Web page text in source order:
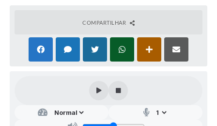
COMPARTILHAR